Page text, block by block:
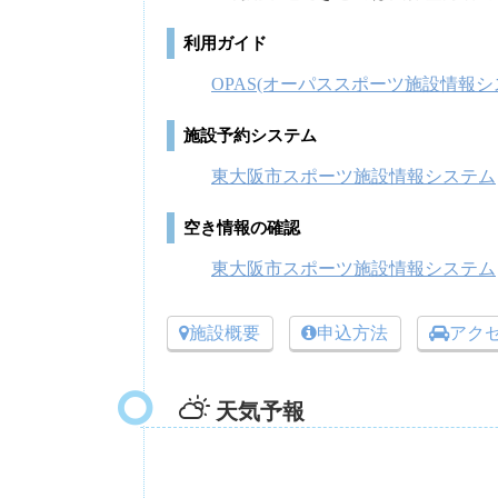
利用ガイド
OPAS(オーパススポーツ施設情報
施設予約システム
東大阪市スポーツ施設情報システム
空き情報の確認
東大阪市スポーツ施設情報システム
施設概要 申込方法 アク
天気予報